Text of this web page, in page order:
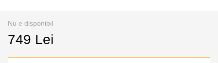
Nu e disponibil
749 Lei